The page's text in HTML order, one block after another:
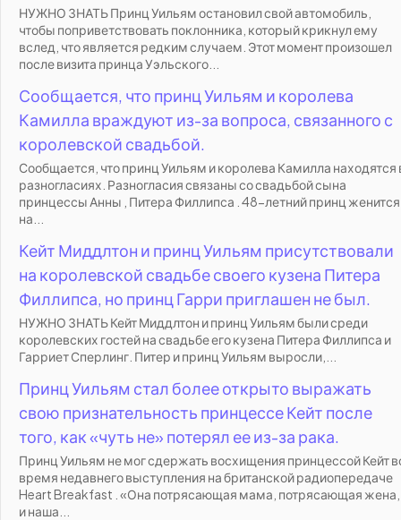
НУЖНО ЗНАТЬ Принц Уильям остановил свой автомобиль,
чтобы поприветствовать поклонника, который крикнул ему
вслед, что является редким случаем. Этот момент произошел
после визита принца Уэльского...
Сообщается, что принц Уильям и королева
Камилла враждуют из-за вопроса, связанного с
королевской свадьбой.
Сообщается, что принц Уильям и королева Камилла находятся
разногласиях. Разногласия связаны со свадьбой сына
принцессы Анны , Питера Филлипса . 48-летний принц женится
на...
Кейт Миддлтон и принц Уильям присутствовали
на королевской свадьбе своего кузена Питера
Филлипса, но принц Гарри приглашен не был.
НУЖНО ЗНАТЬ Кейт Миддлтон и принц Уильям были среди
королевских гостей на свадьбе его кузена Питера Филлипса и
Гарриет Сперлинг. Питер и принц Уильям выросли,...
Принц Уильям стал более открыто выражать
свою признательность принцессе Кейт после
того, как «чуть не» потерял ее из-за рака.
Принц Уильям не мог сдержать восхищения принцессой Кейт
время недавнего выступления на британской радиопередаче
Heart Breakfast . «Она потрясающая мама, потрясающая жена,
и наша...